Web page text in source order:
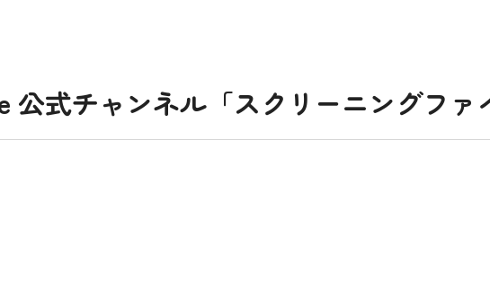
公式チャンネル「スクリーニングファ